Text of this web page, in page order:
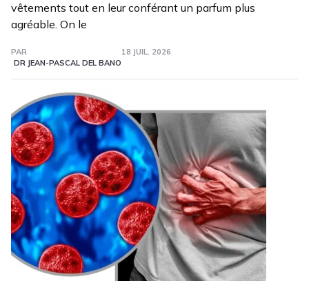
vêtements tout en leur conférant un parfum plus
agréable. On le
PAR
DR JEAN-PASCAL DEL BANO
18 JUIL. 2026